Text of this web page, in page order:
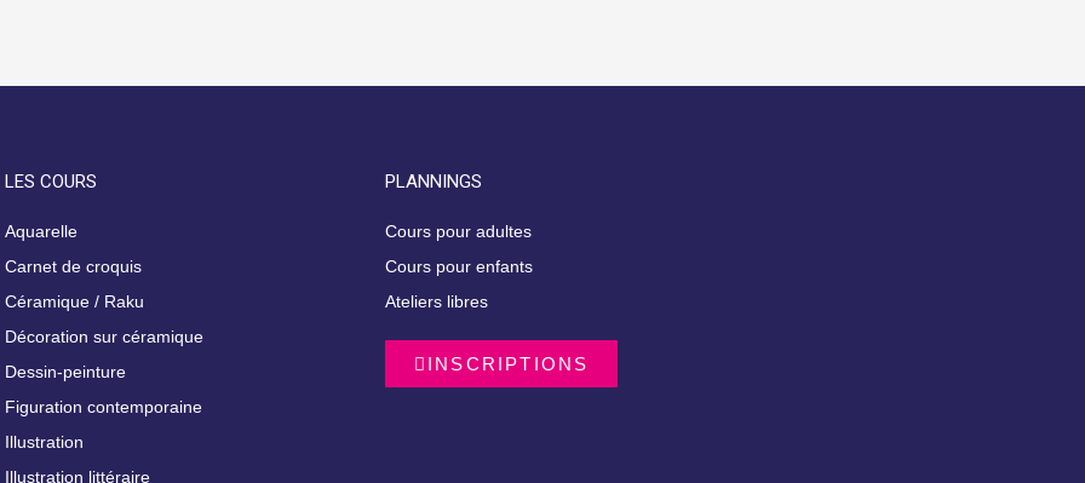
LES COURS
Aquarelle
Carnet de croquis
Céramique / Raku
Décoration sur céramique
Dessin-peinture
Figuration contemporaine
Illustration
Illustration littéraire
PLANNINGS
Cours pour adultes
Cours pour enfants
Ateliers libres
INSCRIPTIONS